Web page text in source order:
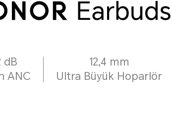
dB
ANC
12,4 mm
Ultra Büyük Hoparlör